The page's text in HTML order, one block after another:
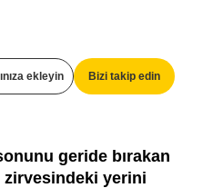
ekleyin Bizi takip edin
geride bırakan
yerini